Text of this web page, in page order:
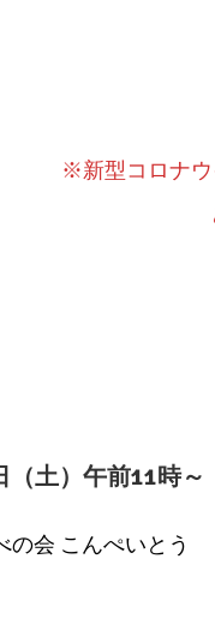
※新型コロナウ
（土）午前11時～
の会 こんぺいとう